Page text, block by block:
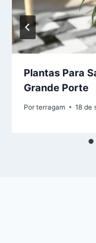
Plantas Para
Grande Porte
Porterragam 18 de